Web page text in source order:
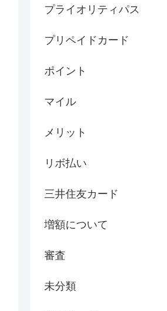
プライオリティパス
プリペイドカード
ポイント
マイル
メリット
リボ払い
三井住友カード
増額について
審査
未分類